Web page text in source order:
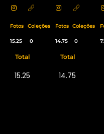
Fotos Coleções
15.25 0
Total
15.25
Fotos Coleções
14.75 0
Total
14.75